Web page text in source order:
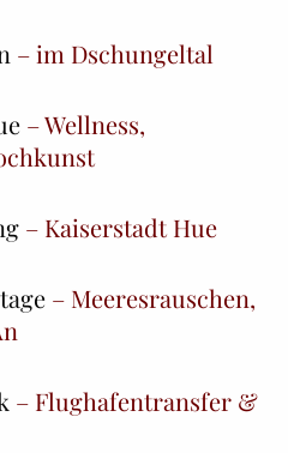
– im Dschungeltal
– Wellness,
– Kaiserstadt Hue
– Meeresrauschen,
– Flughafentransfer &